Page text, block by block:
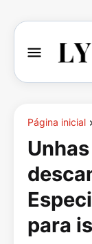
Página inicial
para